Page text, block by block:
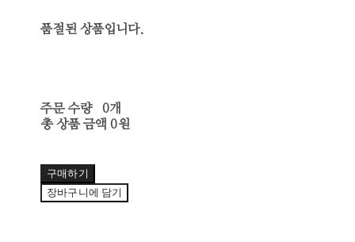
품절된 상품입니다.
주문 수량
0개
총 상품 금액 0원
구매하기
장바구니에 담기